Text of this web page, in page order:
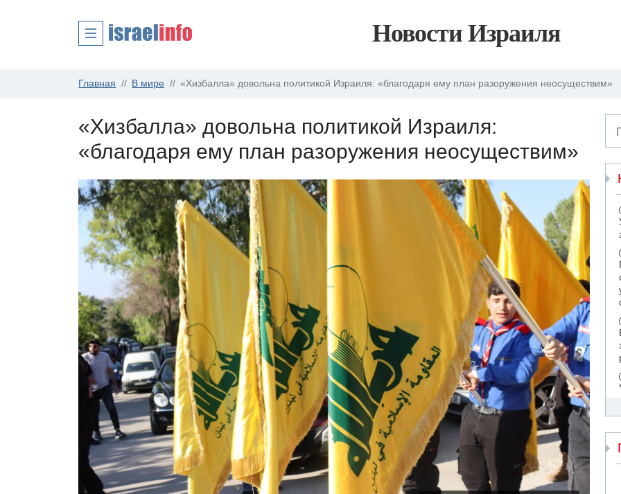
Новости Израиля
Главная В мире «Хизбалла» довольна политикой Израиля: «благодаря ему план разоружения неосуществим»
«Хизбалла» довольна политикой Израиля:
«благодаря ему план разоружения неосуществим»